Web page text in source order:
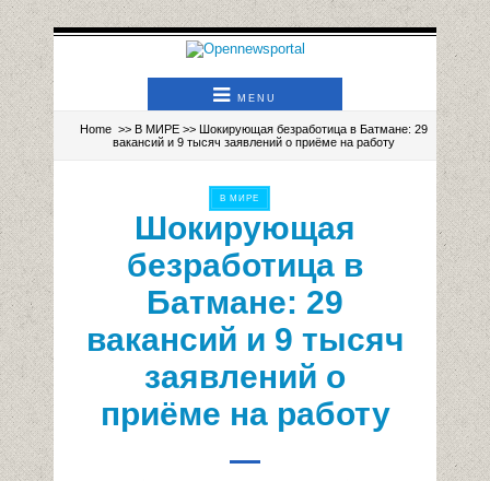
MENU
Home >> В МИРЕ>> Шокирующая безработица в Батмане: 29
вакансий и 9 тысяч заявлений о приёме на работу
В МИРЕ
Шокирующая
безработица в
Батмане: 29
вакансий и 9 тысяч
заявлений о
приёме на работу